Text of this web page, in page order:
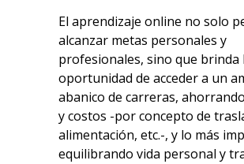
El aprendizaje online no solo
alcanzar metas personales y
profesionales, sino que brinda
oportunidad de acceder a un
abanico de carreras,
y costos -por concepto de
alimentación, etc.-, y lo más
equilibrando vida personal y